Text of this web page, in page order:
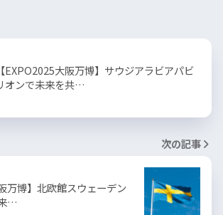
【EXPO2025大阪万博】サウジアラビアパビ
オンで未来を共…
次の記事
万博】北欧館スウェーデン
…